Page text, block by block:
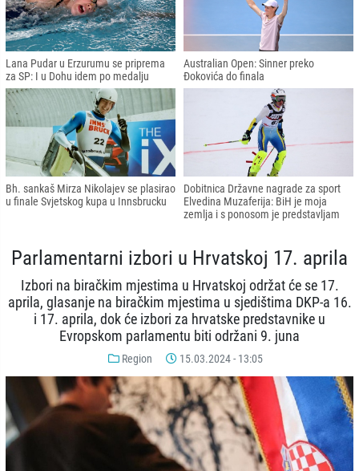
Lana Pudar u Erzurumu se priprema
za SP: I u Dohu idem po medalju
Australian Open: Sinner preko
Đokovića do finala
Bh. sankaš Mirza Nikolajev se plasirao
u finale Svjetskog kupa u Innsbrucku
Dobitnica Državne nagrade za sport
Elvedina Muzaferija: BiH je moja
zemlja i s ponosom je predstavljam
Parlamentarni izbori u Hrvatskoj 17. aprila
Izbori na biračkim mjestima u Hrvatskoj održat će se 17.
aprila, glasanje na biračkim mjestima u sjedištima DKP-a 16.
i 17. aprila, dok će izbori za hrvatske predstavnike u
Evropskom parlamentu biti održani 9. juna
Region 15.03.2024 - 13:05